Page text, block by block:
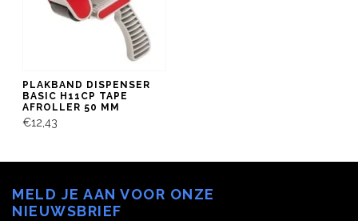
PLAKBAND DISPENSER
BASIC H11CP TAPE
AFROLLER 50 MM
€12,43
MELD JE AAN VOOR ONZE
NIEUWSBRIEF